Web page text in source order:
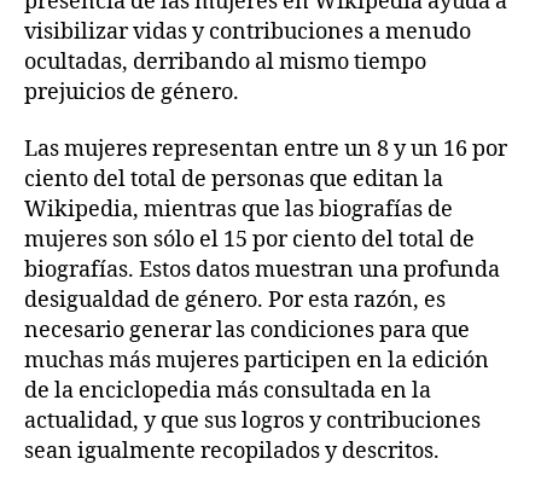
visibilizar vidas y contribuciones a menudo
ocultadas, derribando al mismo tiempo
prejuicios de género.
Las mujeres representan entre un 8 y un 16 por
ciento del total de personas que editan la
Wikipedia, mientras que las biografías de
mujeres son sólo el 15 por ciento del total de
biografías. Estos datos muestran una profunda
desigualdad de género. Por esta razón, es
necesario generar las condiciones para que
muchas más mujeres participen en la edición
de la enciclopedia más consultada en la
actualidad, y que sus logros y contribuciones
sean igualmente recopilados y descritos.